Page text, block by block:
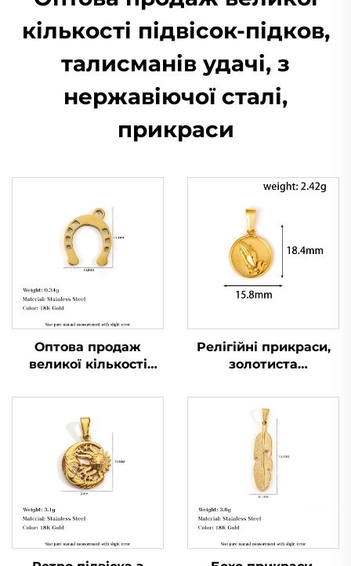
кількості підвісок-підков,
талисманів удачі, з
нержавіючої сталі,
прикраси
Оптова продаж
великої кількості
талисманів удачі, з
нержавіючої сталі,
прикраси
Релігійні прикраси,
золотиста
молящими руками у
колі, чоловіча
брелок-підвіска